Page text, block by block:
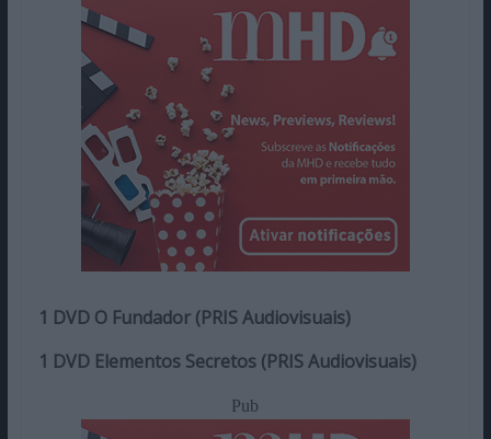
1 DVD O Fundador (PRIS Audiovisuais)
1 DVD Elementos Secretos (PRIS Audiovisuais)
Pub